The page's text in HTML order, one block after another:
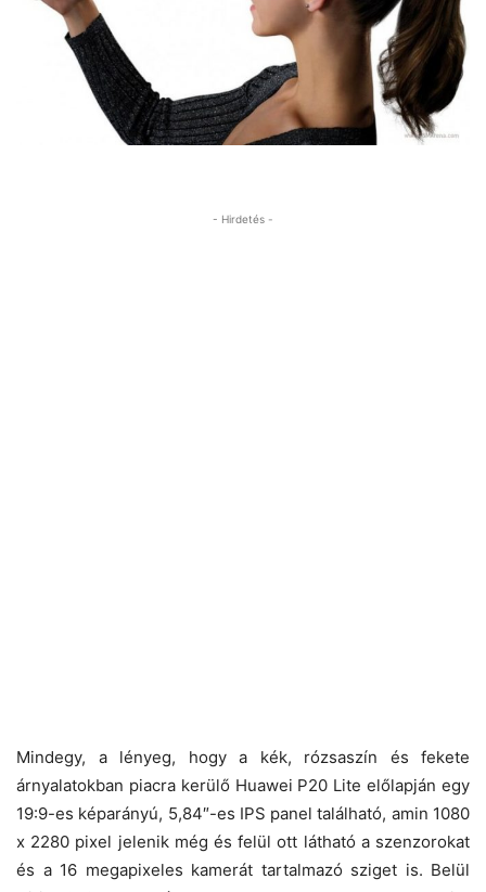
- Hirdetés -
Mindegy, a lényeg, hogy a kék, rózsaszín és fekete
árnyalatokban piacra kerülő Huawei P20 Lite előlapján egy
19:9-es képarányú, 5,84″-es IPS panel található, amin 1080
x 2280 pixel jelenik még és felül ott látható a szenzorokat
és a 16 megapixeles kamerát tartalmazó sziget is. Belül